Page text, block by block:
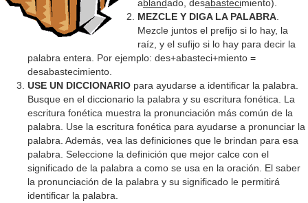
d
e
o
ablandado, desabastecimiento).
MEZCLE Y DIGA LA PALABRA.
Mezcle juntos el prefijo si lo hay, la
raíz, y el sufijo si lo hay para decir la
palabra entera. Por ejemplo: des+abasteci+miento =
desabastecimiento.
USE UN DICCIONARIO para ayudarse a identificar la palabra.
Busque en el diccionario la palabra y su escritura fonética. La
escritura fonética muestra la pronunciación más común de la
palabra. Use la escritura fonética para ayudarse a pronunciar la
palabra. Además, vea las definiciones que le brindan para esa
palabra. Seleccione la definición que mejor calce con el
significado de la palabra a como se usa en la oración. El saber
la pronunciación de la palabra y su significado le permitirá
identificar la palabra.